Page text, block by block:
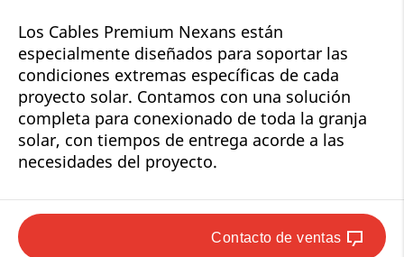
Los Cables Premium Nexans están
especialmente diseñados para soportar las
condiciones extremas específicas de cada
proyecto solar. Contamos con una solución
completa para conexionado de toda la granja
solar, con tiempos de entrega acorde a las
necesidades del proyecto.
Contacto de ventas